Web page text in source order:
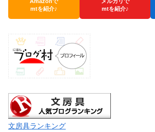
mtを紹介♪
mtを紹介♪
文房具ランキング